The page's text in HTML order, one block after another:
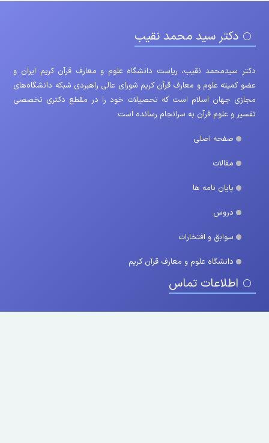
دکتر سید محمد نقیب
دکتر سیدمحمد نقیب، ریاست دانشگاه علوم و معارف قرآن کریم ایران و
عضو کمیته علوم و معارف قرآن کریم شورای عالی راهبردی شبکه دانشگاه‌های
مجازی جهان اسلام است که تحصیلات خود را در مقطع دکتری تخصصی
تفسیر و علوم قرآن به سرانجام رسانده است.
صفحه اصلی
مقالات
پایان نامه ها
دروس
سوابق و افتخارات
دانشگاه علوم و معارف قرآن کریم
اطلاعات تماس